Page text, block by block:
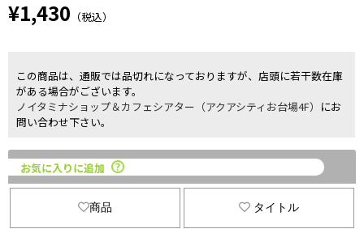
¥1,430 （税込）
この商品は、通販では品切れになっておりますが、店頭に若干数在庫
がある場合がございます。
ノイタミナショップ＆カフェシアター（アクアシティお台場4F） にお
問い合わせ下さい。
お気に入りに追加
商品 タイトル